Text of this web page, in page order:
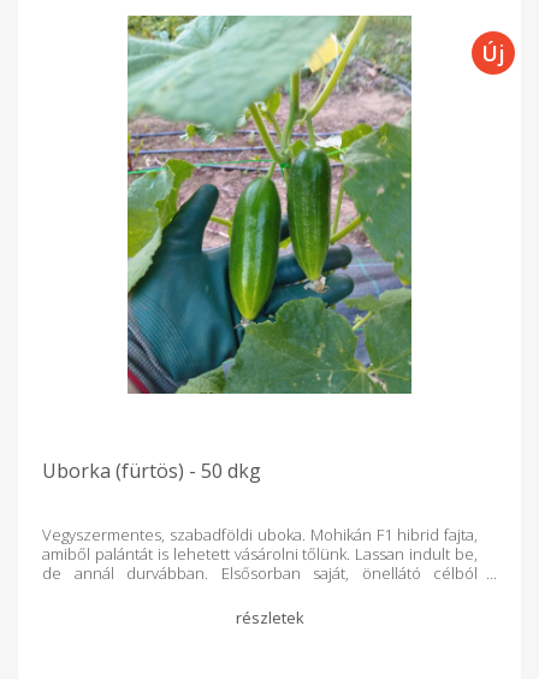
Uborka (fürtös) - 50 dkg
Vegyszermentes, szabadföldi uboka. Mohikán F1 hibrid fajta,
amiből palántát is lehetett vásárolni tőlünk. Lassan indult be,
de annál durvábban. Elsősorban saját, önellátó célból
amire családilag szükségünk is van, ami nem meglepő, titkon
számítottam rá. Nem szeretném ezt egy szabadföldi vs. fóliás